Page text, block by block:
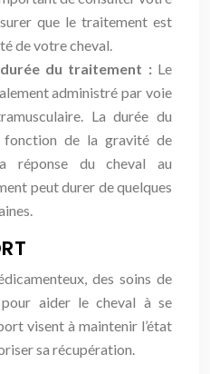
que le traitement est
de votre cheval.
du traitement : Le
administré par voie
La durée du
de la gravité de
réponse du cheval au
peut durer de quelques
des soins de
aider le cheval à se
visent à maintenir l’état
sa récupération.